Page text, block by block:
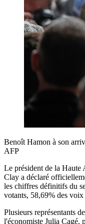
Benoît Hamon à son
AFP
Le président de la Haute
Clay a déclaré
les chiffres définitifs du
votants, 58,69% des
Plusieurs représentants
l'économiste Julia Cagé,